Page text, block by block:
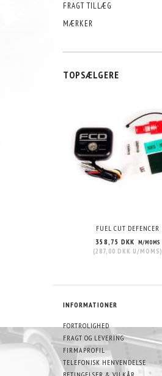
FRAGT TILLÆG
MÆRKER
TOPSÆLGERE
FUEL CUT DEFENCER
358,75 DKK M/MOMS
(287,00 DKK U/MOMS)
INFORMATIONER
FORTROLIGHED
FRAGT OG LEVERING
FIRMAPROFIL
TELEFONISK HENVENDELSE